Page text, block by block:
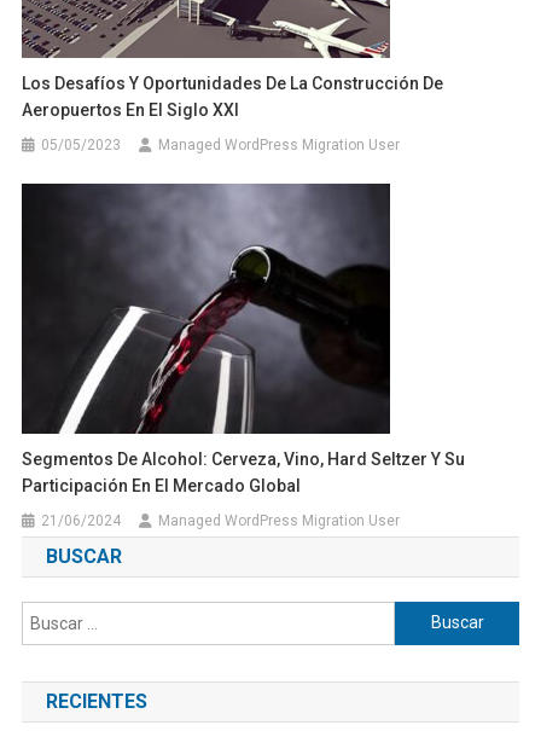
Los Desafíos Y Oportunidades De La Construcción De
Aeropuertos En El Siglo XXI
05/05/2023 Managed WordPress Migration User
Segmentos De Alcohol: Cerveza, Vino, Hard Seltzer Y Su
Participación En El Mercado Global
21/06/2024 Managed WordPress Migration User
BUSCAR
Buscar:
RECIENTES